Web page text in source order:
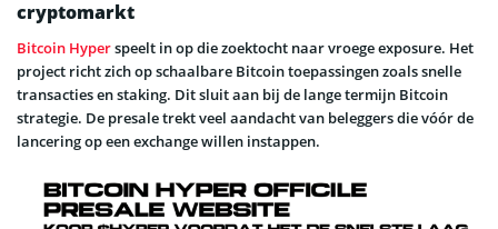
cryptomarkt
Bitcoin Hyperspeelt in op die zoektocht naar vroege exposure. Het
project richt zich op schaalbare Bitcoin toepassingen zoals snelle
transacties en staking. Dit sluit aan bij de lange termijn Bitcoin
strategie. De presale trekt veel aandacht van beleggers die vóór de
lancering op een exchange willen instappen.